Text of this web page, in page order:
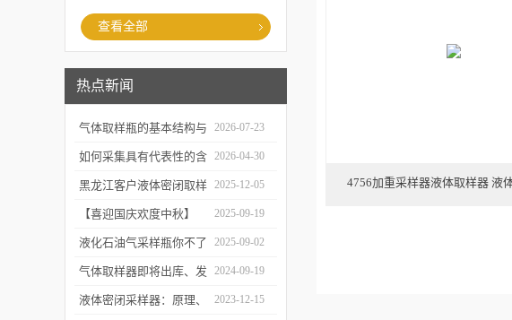
查看全部
热点新闻
气体取样瓶的基本结构与
工作逻辑是什么？
2026-07-23
如何采集具有代表性的含
油水样？——石油类采水
器原理与使用
2026-04-30
黑龙江客户液体密闭取样
器项目顺利交付
2025-12-05
【喜迎国庆欢度中秋】
2025年国庆中秋放假通知
2025-09-19
液化石油气采样瓶你不了
解的知识！
2025-09-02
气体取样器即将出库、发
货！
2024-09-19
液体密闭采样器：原理、 2023-12-15
4756加重采样器液体取样器 液